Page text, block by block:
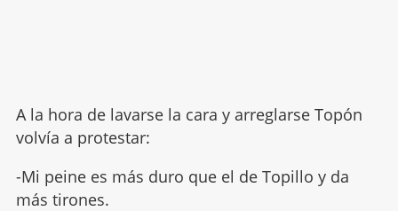
A la hora de lavarse la cara y arreglarse Topón
volvía a protestar:
-Mi peine es más duro que el de Topillo y da
más tirones.